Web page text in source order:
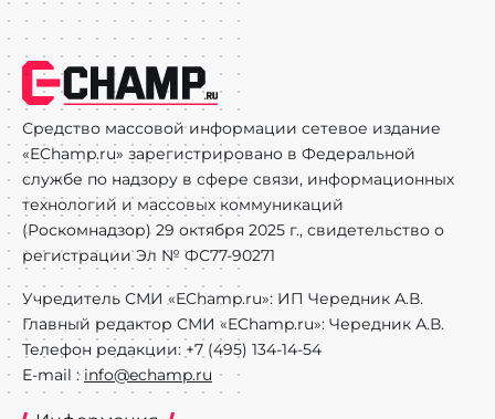
Средство массовой информации сетевое издание
«EChamp.ru» зарегистрировано в Федеральной
службе по надзору в сфере связи, информационных
технологий и массовых коммуникаций
(Роскомнадзор) 29 октября 2025 г., свидетельство о
регистрации Эл № ФС77-90271
Учредитель СМИ «EChamp.ru»: ИП Чередник А.В.
Главный редактор СМИ «EChamp.ru»: Чередник А.В.
Телефон редакции: +7 (495) 134-14-54
E-mail : info@echamp.ru